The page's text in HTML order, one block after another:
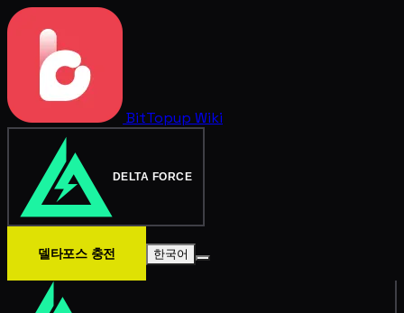
BitTopup Wiki
DELTA FORCE
델타포스 충전 한국어